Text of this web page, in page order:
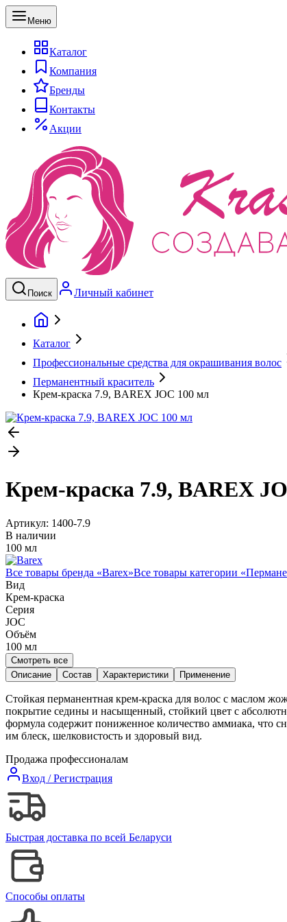
Меню
Каталог
Компания
Бренды
Контакты
Акции
Поиск Личный кабинет
Каталог
Профессиональные средства для окрашивания волос
Перманентный краситель
Крем-краска 7.9, BAREX JOC 100 мл
Крем-краска 7.9, BAREX
Артикул: 1400-7.9
В наличии
100 мл
Все товары бренда «Barex»Все товары категории «
Вид
Крем-краска
Серия
JOC
Объём
100 мл
Смотреть все
Описание
Состав Характеристики Применение
Стойкая перманентная крем-краска для волос с маслом
покрытие седины и насыщенный, стойкий цвет с
формула содержит пониженное количество аммиака,
им блеск, шелковистость и здоровый вид.
Продажа профессионалам
Вход / Регистрация
Быстрая доставка по всей Беларуси
Способы оплаты